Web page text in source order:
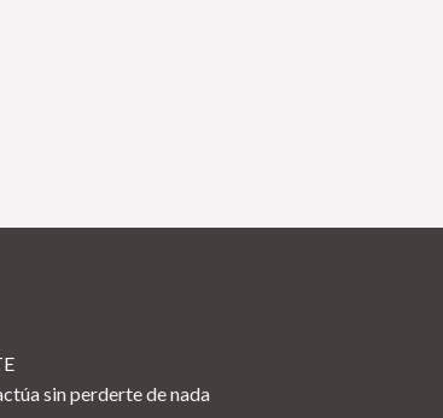
sin perderte de nada